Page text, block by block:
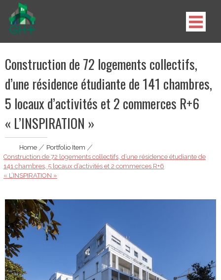
content
Construction de 72 logements collectifs,
d’une résidence étudiante de 141 chambres,
5 locaux d’activités et 2 commerces R+6
« L’INSPIRATION »
Home|Portfolio Item|
Construction de 72 logements collectifs, d’une résidence étudiante de
141 chambres, 5 locaux d’activités et 2 commerces R+6
« L’INSPIRATION »